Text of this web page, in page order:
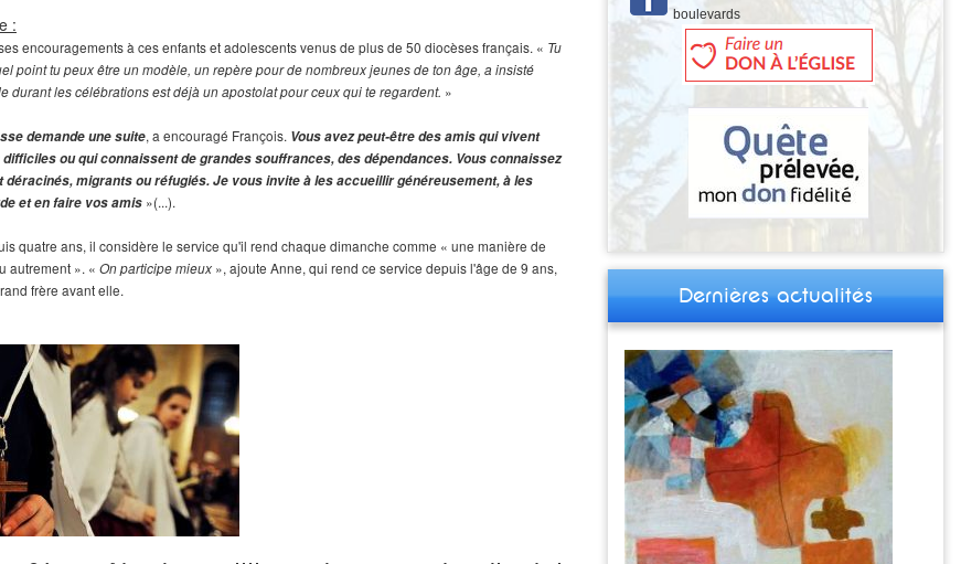
:
encouragements à ces enfants et adolescents venus de plus de 50 diocèses français. « Tu
point tu peux être un modèle, un repère pour de nombreux jeunes de ton âge, a insisté
durant les célébrations est déjà un apostolat pour ceux qui te regardent. »
demande une suite, a encouragé François. Vous avez peut-être des amis qui vivent
ou qui connaissent de grandes souffrances, des dépendances. Vous connaissez
déracinés, migrants ou réfugiés. Je vous invite à les accueillir généreusement, à les
et en faire vos amis »(...).
quatre ans, il considère le service qu'il rend chaque dimanche comme « une manière de
autrement ». « On participe mieux », ajoute Anne, qui rend ce service depuis l'âge de 9 ans,
frère avant elle.
boulevards
Dernières actualités